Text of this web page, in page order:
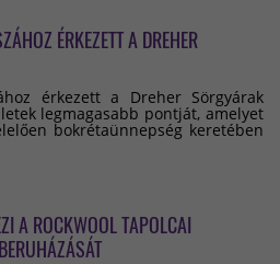
ÉRKEZETT A DREHER
érkezett a Dreher Sörgyárak
legmagasabb pontját, amelyet
bokrétaünnepség keretében
A ROCKWOOL TAPOLCAI